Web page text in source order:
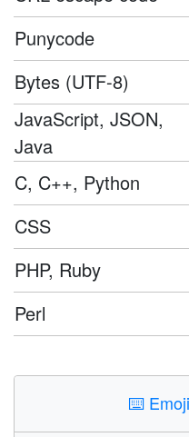
Punycode
Bytes (UTF-8)
JavaScript, JSON,
Java
C, C++, Python
CSS
PHP, Ruby
Perl
⌨️